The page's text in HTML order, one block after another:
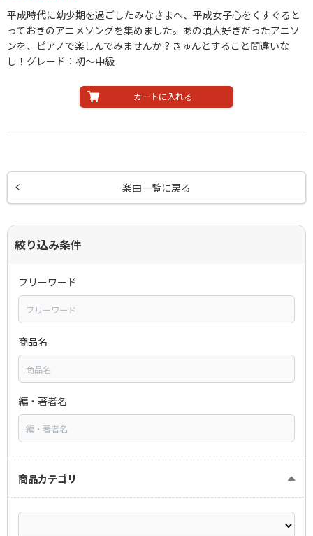
平成時代に幼少期を過ごしたみなさまへ、平成女子心をくすぐると
っておきのアニメソングを集めました。あの頃大好きだったアニソ
ンを、ピアノで楽しんでみませんか？きゅんとすること間違いな
し！グレード：初～中級
カートに入れる
楽曲一覧に戻る
絞り込み条件
フリーワード
商品名
編・著者名
商品カテゴリ